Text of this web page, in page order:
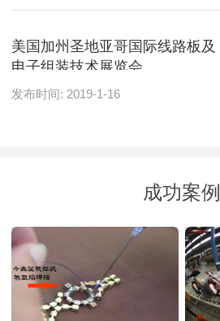
美国加州圣地亚哥国际线路板及
电子组装技术展览会
发布时间: 2019-1-16
成功案例